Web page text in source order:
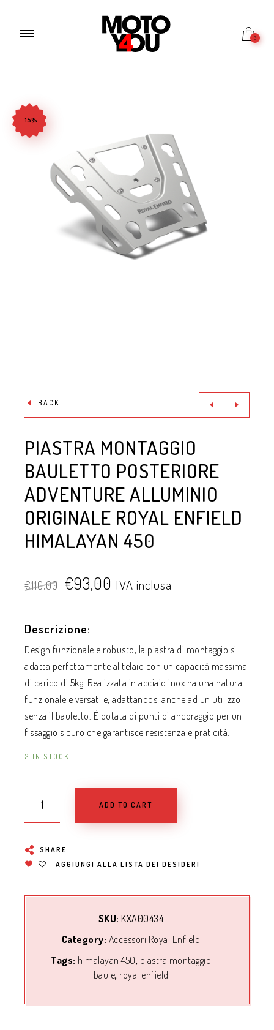
0
-15%
BACK
PIASTRA MONTAGGIO
BAULETTO POSTERIORE
ADVENTURE ALLUMINIO
ORIGINALE ROYAL ENFIELD
HIMALAYAN 450
€110,00 €93,00 IVA inclusa
Descrizione:
Design funzionale e robusto, la piastra di montaggio si
adatta perfettamente al telaio con un capacità massima
di carico di 5kg. Realizzata in acciaio inox ha una natura
funzionale e versatile, adattandosi anche ad un utilizzo
senza il bauletto. È dotata di punti di ancoraggio per un
fissaggio sicuro che garantisce resistenza e praticità.
2 IN STOCK
ADD TO CART
SHARE
AGGIUNGI ALLA LISTA DEI DESIDERI
SKU:KXA00434
Category: Accessori Royal Enfield
Tags: himalayan 450, piastra montaggio
baule, royal enfield